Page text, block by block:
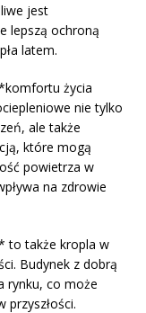
jest
lepszą ochroną
latem.
życia
nie tylko
ale także
które mogą
powietrza w
na zdrowie
to także kropla w
Budynek z dobrą
rynku, co może